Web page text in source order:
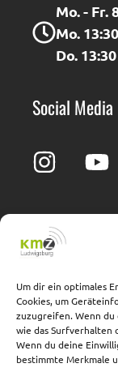
Um dir ein optimales
Cookies, um
zuzugreifen. Wenn du
wie das Surfverhalten
Wenn du deine
bestimmte Merkmale
Mo. - Fr.
Mo.
Do.
Social Media
Impressum
Adresse